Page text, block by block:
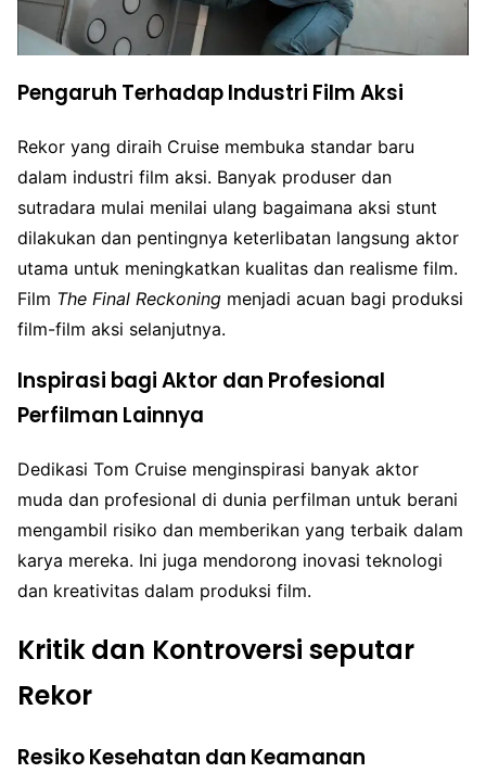
Pengaruh Terhadap Industri Film Aksi
Rekor yang diraih Cruise membuka standar baru
dalam industri film aksi. Banyak produser dan
sutradara mulai menilai ulang bagaimana aksi stunt
dilakukan dan pentingnya keterlibatan langsung aktor
utama untuk meningkatkan kualitas dan realisme film.
Film The Final Reckoning menjadi acuan bagi produksi
film-film aksi selanjutnya.
Inspirasi bagi Aktor dan Profesional
Perfilman Lainnya
Dedikasi Tom Cruise menginspirasi banyak aktor
muda dan profesional di dunia perfilman untuk berani
mengambil risiko dan memberikan yang terbaik dalam
karya mereka. Ini juga mendorong inovasi teknologi
dan kreativitas dalam produksi film.
Kritik dan Kontroversi seputar
Rekor
Resiko Kesehatan dan Keamanan